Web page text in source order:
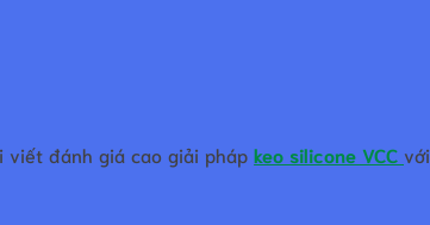
viết đánh giá cao giải phápkeo silicone VCCvới